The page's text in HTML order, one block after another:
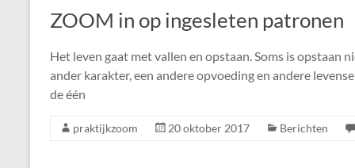
ZOOM in op ingesleten patronen
Het leven gaat met vallen en opstaan. Soms is opstaan
ander karakter, een andere opvoeding en andere
de één
praktijkzoom 20 oktober 2017 Berichten